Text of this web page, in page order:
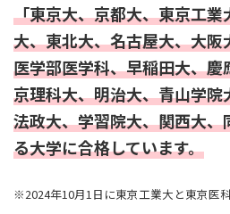
「東京大、京都大、東京工
大、東北大、名古屋大、大
医学部医学科、早稲田大、
京理科大、明治大、青山学
法政大、学習院大、関西大
る大学に合格しています。
※2024年10月1日に東京工業大と東京医